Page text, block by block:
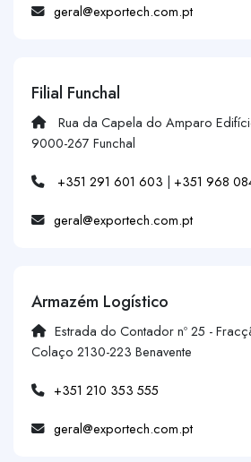
geral@exportech.com.pt
Filial Funchal
Rua da Capela do Amparo
9000-267 Funchal
+351 291 601 603 | +351 968
geral@exportech.com.pt
Armazém Logístico
Estrada do Contador nº 25 -
Colaço 2130-223 Benavente
+351 210 353 555
geral@exportech.com.pt